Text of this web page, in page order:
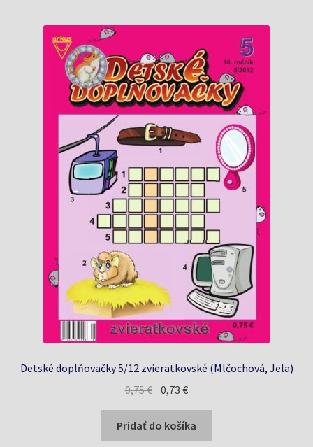
Detské doplňovačky 5/12 zvieratkovské (Mlčochová, Jela)
0,75€ Pôvodná
bola:
0,75 €.
0,73€Aktuálna
je:
0,73 €.
Pridať do košíka